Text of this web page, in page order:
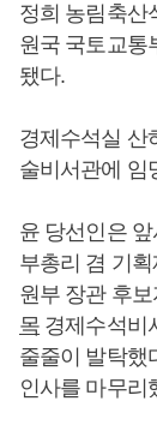
정희 농림축산
원국 국토교통
됐다.
경제수석실 산
술비서관에 임
윤 당선인은 앞
부총리 겸 기
원부 장관 후
목 경제수석비
줄줄이 발탁했
인사를 마무리